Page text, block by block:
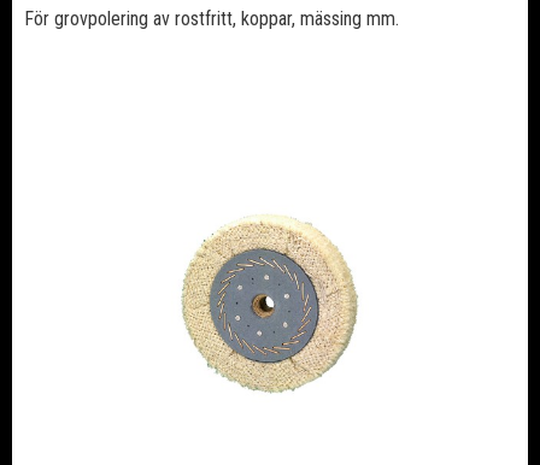
För grovpolering av rostfritt, koppar, mässing mm.